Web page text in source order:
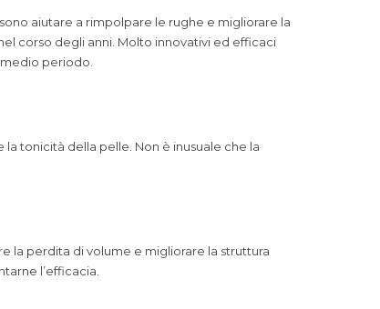
aiutare a rimpolpare le rughe e migliorare la
corso degli anni. Molto innovativi ed efficaci
periodo.
tonicità della pelle. Non è inusuale che la
la perdita di volume e migliorare la struttura
l’efficacia.